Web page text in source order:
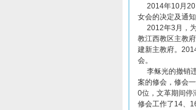
2014年10月20
女会的决定及通
2012年3月，为
教江西教区主教
建新主教府。
会。
李稣光的撤销违
案的修会，修会
0位，文革期间停
修会工作了14、